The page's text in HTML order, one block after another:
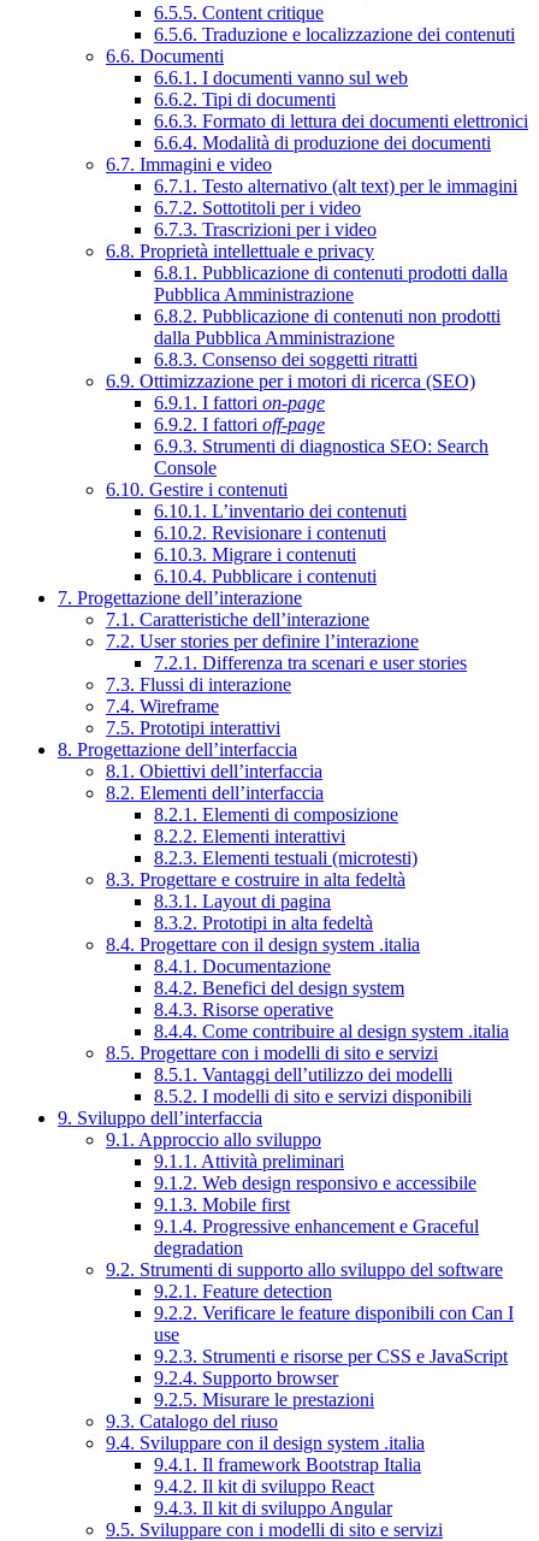
6.5.5. Content critique
6.5.6. Traduzione e localizzazione dei contenuti
6.6. Documenti
6.6.1. I documenti vanno sul web
6.6.2. Tipi di documenti
6.6.3. Formato di lettura dei documenti elettronici
6.6.4. Modalità di produzione dei documenti
6.7. Immagini e video
6.7.1. Testo alternativo (alt text) per le immagini
6.7.2. Sottotitoli per i video
6.7.3. Trascrizioni per i video
6.8. Proprietà intellettuale e privacy
6.8.1. Pubblicazione di contenuti prodotti dalla
Pubblica Amministrazione
6.8.2. Pubblicazione di contenuti non prodotti
dalla Pubblica Amministrazione
6.8.3. Consenso dei soggetti ritratti
6.9. Ottimizzazione per i motori di ricerca (SEO)
6.9.1. I fattori on-page
6.9.2. I fattori off-page
6.9.3. Strumenti di diagnostica SEO: Search
Console
6.10. Gestire i contenuti
6.10.1. L’inventario dei contenuti
6.10.2. Revisionare i contenuti
6.10.3. Migrare i contenuti
6.10.4. Pubblicare i contenuti
7. Progettazione dell’interazione
7.1. Caratteristiche dell’interazione
7.2. User stories per definire l’interazione
7.2.1. Differenza tra scenari e user stories
7.3. Flussi di interazione
7.4. Wireframe
7.5. Prototipi interattivi
8. Progettazione dell’interfaccia
8.1. Obiettivi dell’interfaccia
8.2. Elementi dell’interfaccia
8.2.1. Elementi di composizione
8.2.2. Elementi interattivi
8.2.3. Elementi testuali (microtesti)
8.3. Progettare e costruire in alta fedeltà
8.3.1. Layout di pagina
8.3.2. Prototipi in alta fedeltà
8.4. Progettare con il design system .italia
8.4.1. Documentazione
8.4.2. Benefici del design system
8.4.3. Risorse operative
8.4.4. Come contribuire al design system .italia
8.5. Progettare con i modelli di sito e servizi
8.5.1. Vantaggi dell’utilizzo dei modelli
8.5.2. I modelli di sito e servizi disponibili
9. Sviluppo dell’interfaccia
9.1. Approccio allo sviluppo
9.1.1. Attività preliminari
9.1.2. Web design responsivo e accessibile
9.1.3. Mobile first
9.1.4. Progressive enhancement e Graceful
degradation
9.2. Strumenti di supporto allo sviluppo del software
9.2.1. Feature detection
9.2.2. Verificare le feature disponibili con Can I
use
9.2.3. Strumenti e risorse per CSS e JavaScript
9.2.4. Supporto browser
9.2.5. Misurare le prestazioni
9.3. Catalogo del riuso
9.4. Sviluppare con il design system .italia
9.4.1. Il framework Bootstrap Italia
9.4.2. Il kit di sviluppo React
9.4.3. Il kit di sviluppo Angular
9.5. Sviluppare con i modelli di sito e servizi